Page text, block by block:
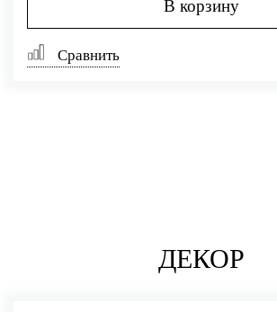
В корзину
Сравнить
ДЕКОР